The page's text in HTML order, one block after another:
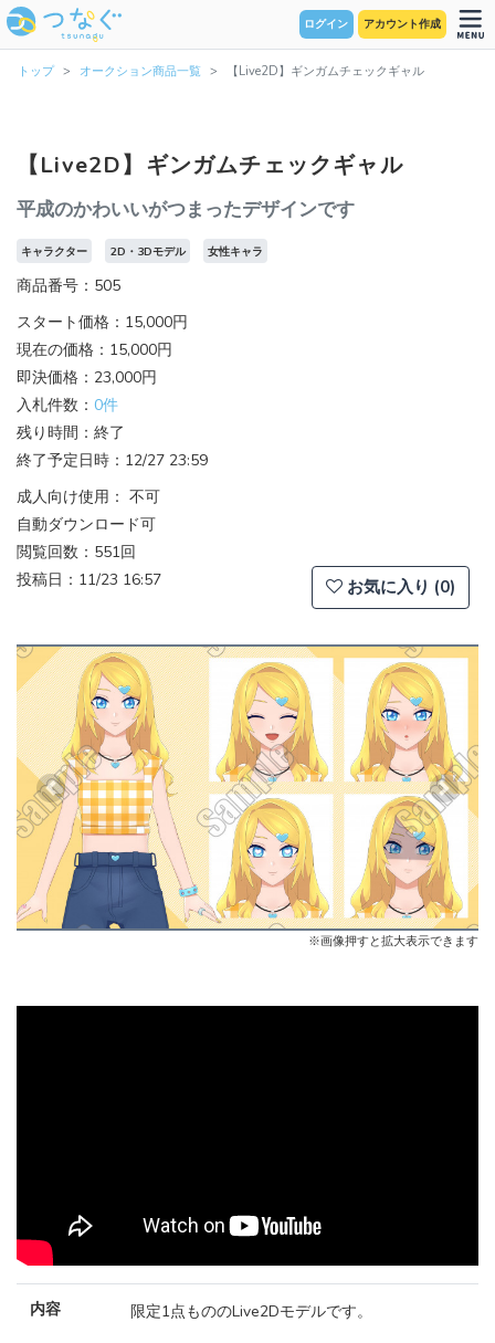
ログイン アカウント作成
トップ オークション商品一覧 【Live2D】ギンガムチェックギャル
【Live2D】ギンガムチェックギャル
平成のかわいいがつまったデザインです
キャラクター 2D・3Dモデル 女性キャラ
商品番号：505
スタート価格：15,000円
現在の価格：15,000円
即決価格：23,000円
入札件数： 0件
残り時間：終了
終了予定日時：12/27 23:59
成人向け使用： 不可
自動ダウンロード可
閲覧回数：551回
投稿日：11/23 16:57
お気に入り (0)
Previous Next
※画像押すと拡大表示できます
内容 限定1点もののLive2Dモデルです。